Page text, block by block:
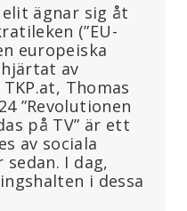
ägnar sig åt
(”EU-
europeiska
av
Thomas
”Revolutionen
på TV” är ett
av sociala
I dag,
i dessa